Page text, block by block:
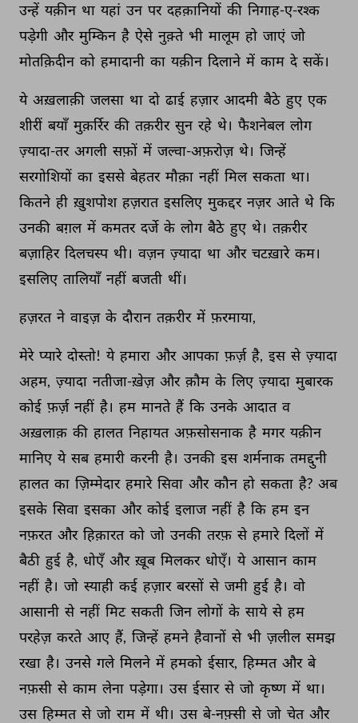
उन्हें यक़ीन था यहां उन पर दहक़ानियों की निगाह-ए-रश्क
पड़ेगी और मुम्किन है ऐसे नुक़्ते भी मालूम हो जाएं जो
मोतक़िदीन को हमादानी का यक़ीन दिलाने में काम दे सकें।
ये अख़लाक़ी जलसा था दो ढाई हज़ार आदमी बैठे हुए एक
शीरीं बयाँ मुक़र्रिर की तक़रीर सुन रहे थे। फैशनेबल लोग
ज़्यादा-तर अगली सफ़ों में जल्वा-अफ़रोज़ थे। जिन्हें
सरगोशियों का इससे बेहतर मौक़ा नहीं मिल सकता था।
कितने ही ख़ुशपोश हज़रात इसलिए मुकद्दर नज़र आते थे कि
उनकी बग़ल में कमतर दर्जे के लोग बैठे हुए थे। तक़रीर
बज़ाहिर दिलचस्प थी। वज़न ज़्यादा था और चटख़ारे कम।
इसलिए तालियाँ नहीं बजती थीं।
हज़रत ने वाइज़ के दौरान तक़रीर में फ़रमाया,
मेरे प्यारे दोस्तो! ये हमारा और आपका फ़र्ज़ है, इस से ज़्यादा
अहम, ज़्यादा नतीजा-ख़ेज़ और क़ौम के लिए ज़्यादा मुबारक
कोई फ़र्ज़ नहीं है। हम मानते हैं कि उनके आदात व
अख़लाक़ की हालत निहायत अफ़सोसनाक है मगर यक़ीन
मानिए ये सब हमारी करनी है। उनकी इस शर्मनाक तमद्दुनी
हालत का ज़िम्मेदार हमारे सिवा और कौन हो सकता है? अब
इसके सिवा इसका और कोई इलाज नहीं है कि हम इन
नफ़रत और हिक़ारत को जो उनकी तरफ़ से हमारे दिलों में
बैठी हुई है, धोएँ और ख़ूब मिलकर धोएँ। ये आसान काम
नहीं है। जो स्याही कई हज़ार बरसों से जमी हुई है। वो
आसानी से नहीं मिट सकती जिन लोगों के साये से हम
परहेज़ करते आए हैं, जिन्हें हमने हैवानों से भी ज़लील समझ
रखा है। उनसे गले मिलने में हमको ईसार, हिम्मत और बे
नफ़सी से काम लेना पड़ेगा। उस ईसार से जो कृष्ण में था।
उस हिम्मत से जो राम में थी। उस बे-नफ़्सी से जो चेत और